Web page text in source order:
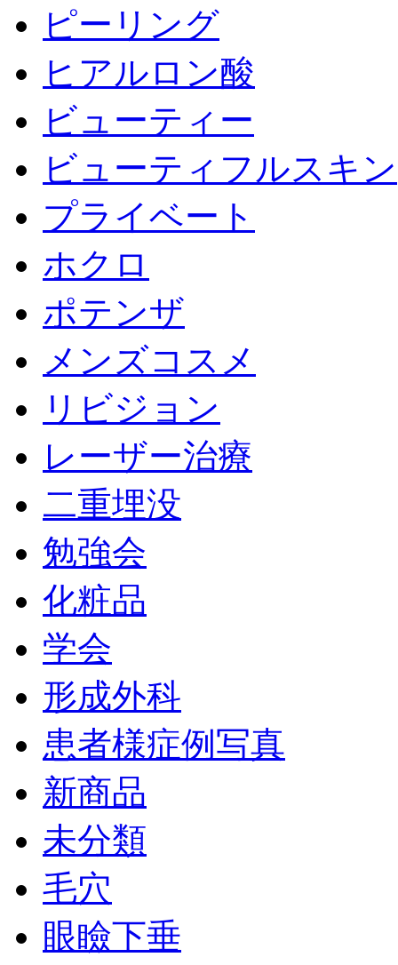
ピーリング
ヒアルロン酸
ビューティー
ビューティフルスキン
プライベート
ホクロ
ポテンザ
メンズコスメ
リビジョン
レーザー治療
二重埋没
勉強会
化粧品
学会
形成外科
患者様症例写真
新商品
未分類
毛穴
眼瞼下垂